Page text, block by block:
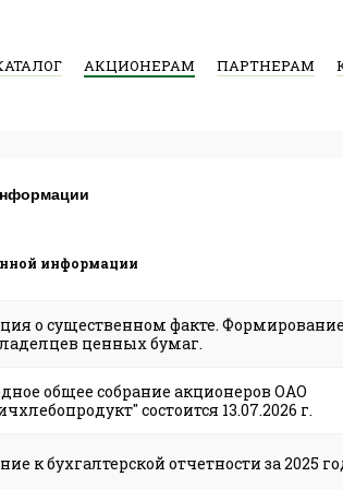
АКЦИОНЕРАМ ПАРТНЕРАМ
информации
о существенном факте.
ценных бумаг.
общее собрание акционеров ОАО
состоится 13.07.2026 г.
к бухгалтерской отчетности за 2025